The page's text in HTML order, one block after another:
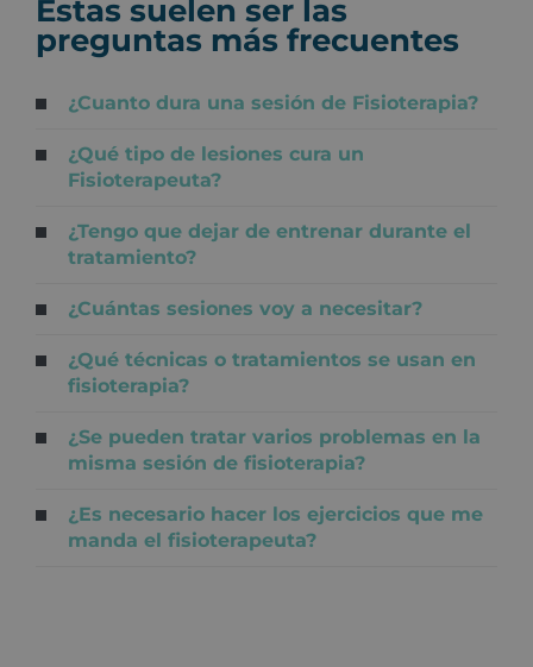
Estas suelen ser las
preguntas más frecuentes
¿Cuanto dura una sesión de Fisioterapia?
¿Qué tipo de lesiones cura un
Fisioterapeuta?
¿Tengo que dejar de entrenar durante el
tratamiento?
¿Cuántas sesiones voy a necesitar?
¿Qué técnicas o tratamientos se usan en
fisioterapia?
¿Se pueden tratar varios problemas en la
misma sesión de fisioterapia?
¿Es necesario hacer los ejercicios que me
manda el fisioterapeuta?